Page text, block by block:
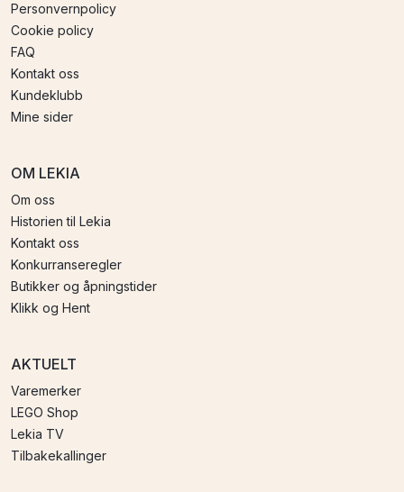
Personvernpolicy
Cookie policy
FAQ
Kontakt oss
Kundeklubb
Mine sider
OM LEKIA
Om oss
Historien til Lekia
Kontakt oss
Konkurranseregler
Butikker og åpningstider
Klikk og Hent
AKTUELT
Varemerker
LEGO Shop
Lekia TV
Tilbakekallinger